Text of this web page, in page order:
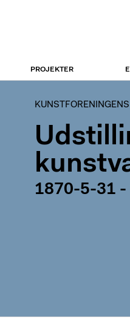
PROJEKTER
1870-5-31